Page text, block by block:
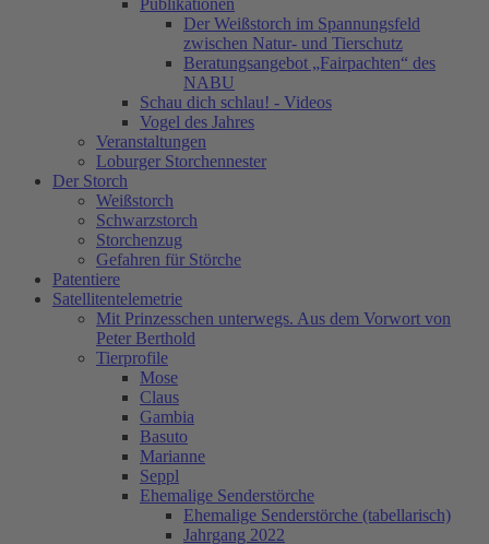
Publikationen
Der Weißstorch im Spannungsfeld
zwischen Natur- und Tierschutz
Beratungsangebot „Fairpachten“ des
NABU
Schau dich schlau! - Videos
Vogel des Jahres
Veranstaltungen
Loburger Storchennester
Der Storch
Weißstorch
Schwarzstorch
Storchenzug
Gefahren für Störche
Patentiere
Satellitentelemetrie
Mit Prinzesschen unterwegs. Aus dem Vorwort von
Peter Berthold
Tierprofile
Mose
Claus
Gambia
Basuto
Marianne
Seppl
Ehemalige Senderstörche
Ehemalige Senderstörche (tabellarisch)
Jahrgang 2022